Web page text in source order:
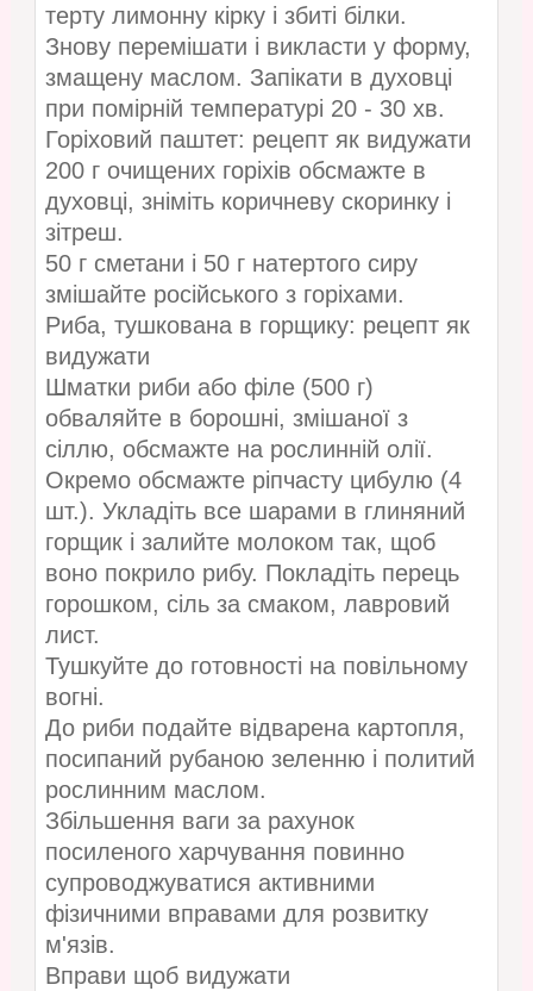
терту лимонну кірку і збиті білки.
Знову перемішати і викласти у форму,
змащену маслом. Запікати в духовці
при помірній температурі 20 - 30 хв.
Горіховий паштет: рецепт як видужати
200 г очищених горіхів обсмажте в
духовці, зніміть коричневу скоринку і
зітреш.
50 г сметани і 50 г натертого сиру
змішайте російського з горіхами.
Риба, тушкована в горщику: рецепт як
видужати
Шматки риби або філе (500 г)
обваляйте в борошні, змішаної з
сіллю, обсмажте на рослинній олії.
Окремо обсмажте ріпчасту цибулю (4
шт.). Укладіть все шарами в глиняний
горщик і залийте молоком так, щоб
воно покрило рибу. Покладіть перець
горошком, сіль за смаком, лавровий
лист.
Тушкуйте до готовності на повільному
вогні.
До риби подайте відварена картопля,
посипаний рубаною зеленню і политий
рослинним маслом.
Збільшення ваги за рахунок
посиленого харчування повинно
супроводжуватися активними
фізичними вправами для розвитку
м'язів.
Вправи щоб видужати